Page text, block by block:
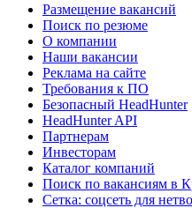
Размещение вакансий
Поиск по резюме
О компании
Наши вакансии
Реклама на сайте
Требования к ПО
Безопасный HeadHunter
HeadHunter API
Партнерам
Инвесторам
Каталог компаний
Поиск по вакансиям в
Сетка: соцсеть для